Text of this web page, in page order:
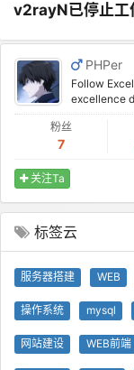
v2rayN已停止工
PHPer
Follow
excellence
粉丝
7
关注Ta
标签云
服务器搭建 WEB
操作系统 mysql
网站建设 WEB前端